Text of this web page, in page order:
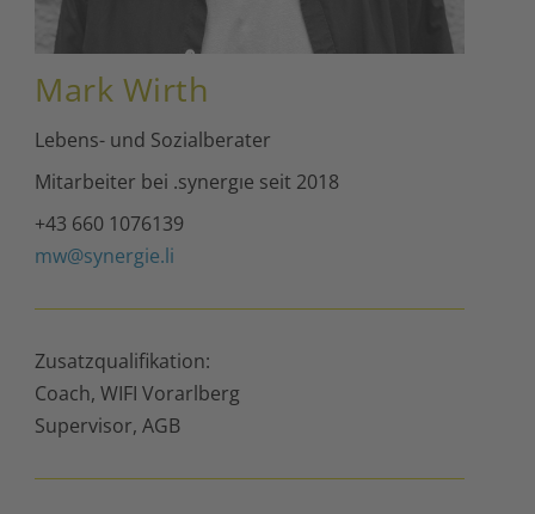
Mark Wirth
Lebens- und Sozialberater
Mitarbeiter bei .synergıe seit 2018
+43 660 1076139
mw@synergie.li
Zusatzqualifikation:
Coach, WIFI Vorarlberg
Supervisor, AGB